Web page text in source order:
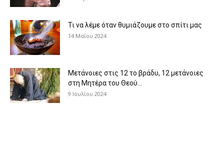
Τι να λέμε όταν θυμιάζουμε στο σπίτι μας
14 Μαΐου 2024
Μετάνοιες στις 12 το βράδυ, 12 μετάνοιες
στη Μητέρα του Θεού...
9 Ιουλίου 2024